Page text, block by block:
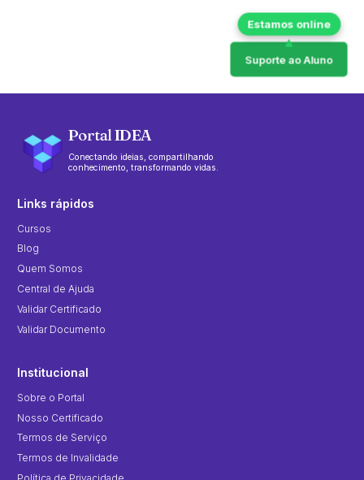
Suporte ao Aluno
Portal IDEA
Conectando ideias, compartilhando
conhecimento, transformando vidas.
Links rápidos
Cursos
Blog
Quem Somos
Central de Ajuda
Validar Certificado
Validar Documento
Institucional
Sobre o Portal
Nosso Certificado
Termos de Serviço
Termos de Invalidade